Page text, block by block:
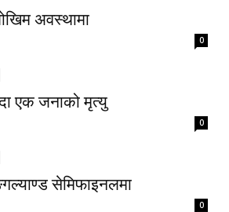
अवस्थामा
0
एक जनाको मृत्यु
0
सेमिफाइनलमा
0